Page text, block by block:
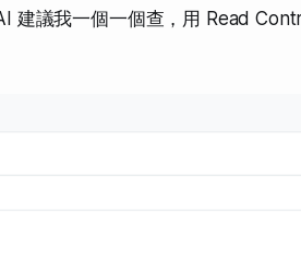
建議我一個一個查，用 Read